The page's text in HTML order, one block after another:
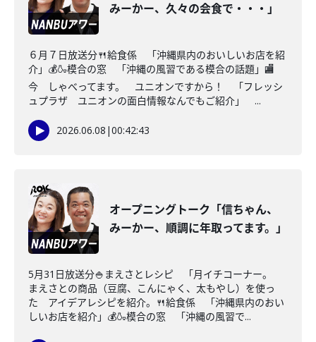
みーかー、久々の会食で・・・」
６月７日放送分🍴給食係 「沖縄県内のおいしいお店を紹
介」💰🍶模合の窓 「沖縄の風習である模合の話題」🏬
今 しゃべってます。 ユニオンですから！ 「フレッシ
ュプラザ ユニオンの面白情報なんでもご紹介」 ...
2026.06.08 |00:42:43
オープニングトーク「信ちゃん、
みーかー、順調に年取ってます。」
5月31日放送分🍚まえさとレシピ 「月イチコーナー。
まえさとの商品（豆腐、こんにゃく、太もやし）を使っ
た アイデアレシピを紹介。🍴給食係 「沖縄県内のおい
しいお店を紹介」💰🍶模合の窓 「沖縄の風習で...